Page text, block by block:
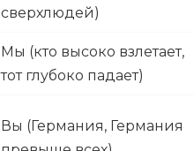
сверхлюдей)
Мы (кто высоко взлетает,
тот глубоко падает)
Вы (Германия, Германия